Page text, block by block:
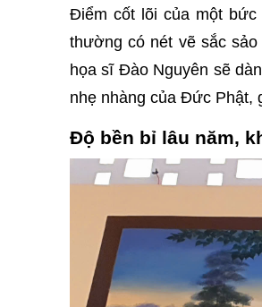
Điểm cốt lõi của một bức
thường có nét vẽ sắc
họa sĩ Đào Nguyên sẽ
nhẹ nhàng của Đức Phật,
Độ bền bỉ lâu năm,